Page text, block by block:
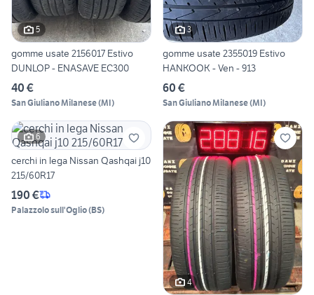
5
gomme usate 2156017 Estivo
DUNLOP - ENASAVE EC300
40 €
San Giuliano Milanese(MI)
3
gomme usate 2355019 Estivo
HANKOOK - Ven - 913
60 €
San Giuliano Milanese(MI)
6
cerchi in lega Nissan Qashqai j10
215/60R17
190 €
Palazzolo sull'Oglio(BS)
4